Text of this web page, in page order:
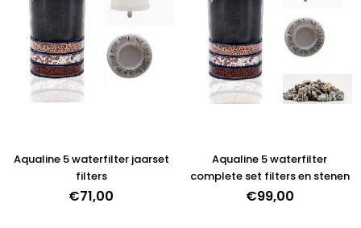
Aqualine 5 waterfilter jaarset
filters
€71,00
Aqualine 5 waterfilter
complete set filters en stenen
€99,00